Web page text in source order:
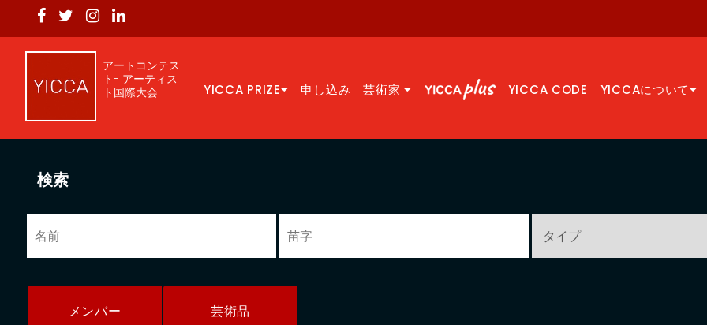
アートコンテス
ト- アーティス
ト国際大会
YICCA PRIZE 申し込み 芸術家 YICCA CODE YICCAについて
検索
メンバー 芸術品